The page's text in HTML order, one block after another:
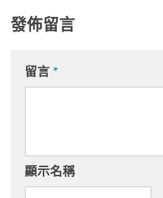
發佈留言
留言 *
顯示名稱